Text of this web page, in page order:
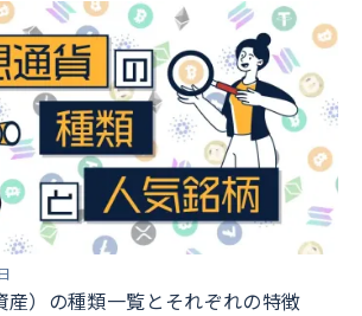
産）の種類一覧とそれぞれの特徴